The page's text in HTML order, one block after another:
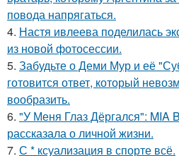
повода напрягаться.
4. Настя ивлеева поделилась
из новой фотосессии.
5. Забудьте о Деми Мур и её
готовится ответ, который
вообразить.
6. "У Меня Глаз Дёргался": MIA
рассказала о личной жизни.
7. С * ксуализация в спорте всё.